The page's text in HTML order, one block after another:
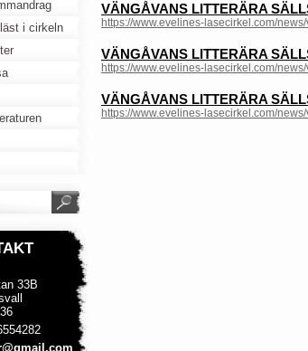
VÄNGÅVANS LITTERÄRA
https://www.evelines-lasecirkel.com/news/
VÄNGÅVANS LITTERÄRA
https://www.evelines-lasecirkel.com/
VÄNGÅVANS LITTERÄRA
https://www.evelines-lasecirkel.com/
i cirkeln
33B
mail.com